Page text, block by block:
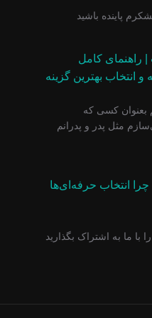
پاینده باشید
راهنمای کامل
انتخاب بهترین گزینه
بعنوان کسی که
مثل پدر و پدرانم
انتخاب حرفه‌ای‌ها
با ما به اشتراک بگذارید